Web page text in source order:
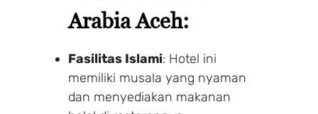
Arabia Aceh:
Fasilitas Islami: Hotel ini
memiliki musala yang nyaman
dan menyediakan makanan